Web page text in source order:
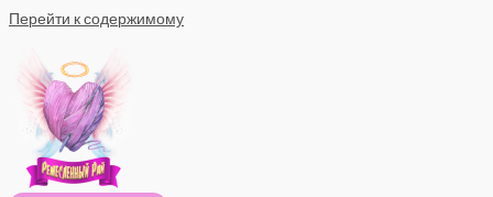
Перейти к содержимому